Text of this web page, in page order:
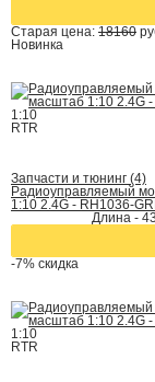
Старая цена: 18160
Новинка
1:10
RTR
Запчасти и тюнинг (4)
Радиоуправляемый
1:10 2.4G - RH1036-
Длина -
-7% скидка
1:10
RTR